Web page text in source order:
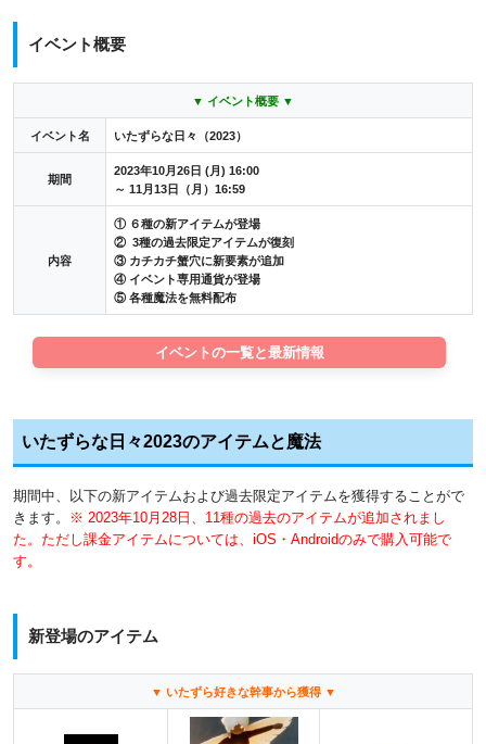
イベント概要
▼ イベント概要 ▼
イベント名 いたずらな日々（2023）
期間
2023年10月26日 (月) 16:00
～ 11月13日（月）16:59
内容
① ６種の新アイテムが登場
② 3種の過去限定アイテムが復刻
③ カチカチ蟹穴に新要素が追加
④ イベント専用通貨が登場
⑤ 各種魔法を無料配布
イベントの一覧と最新情報
いたずらな日々2023のアイテムと魔法
期間中、以下の新アイテムおよび過去限定アイテムを獲得することがで
きます。
※ 2023年10月28日、11種の過去のアイテムが追加されまし
た。ただし課金アイテムについては、iOS・Androidのみで購入可能で
す。
新登場のアイテム
▼ いたずら好きな幹事から獲得 ▼